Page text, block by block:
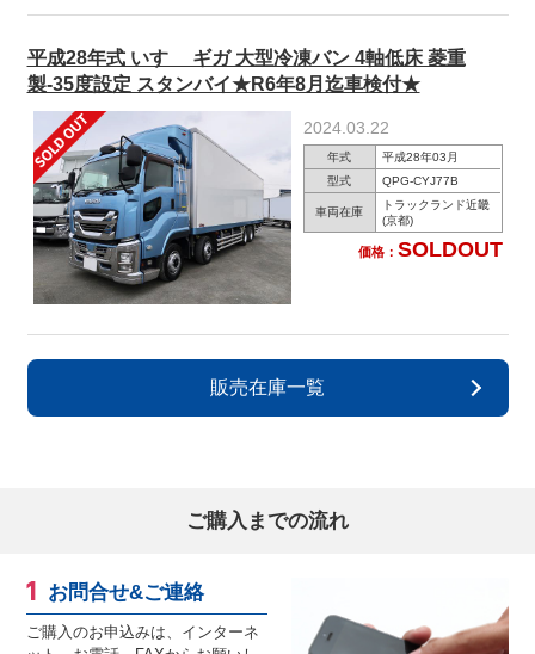
平成28年式 いすゞ ギガ 大型冷凍バン 4軸低床 菱重
製-35度設定 スタンバイ★R6年8月迄車検付★
2024.03.22
年式
平成28年03月
型式
QPG-CYJ77B
車両在庫
トラックランド近畿
(京都)
価格： SOLDOUT
販売在庫一覧
ご購入までの流れ
お問合せ&ご連絡
ご購入のお申込みは、インターネ